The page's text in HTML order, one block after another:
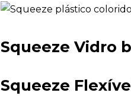
Squeeze Vidro
Squeeze